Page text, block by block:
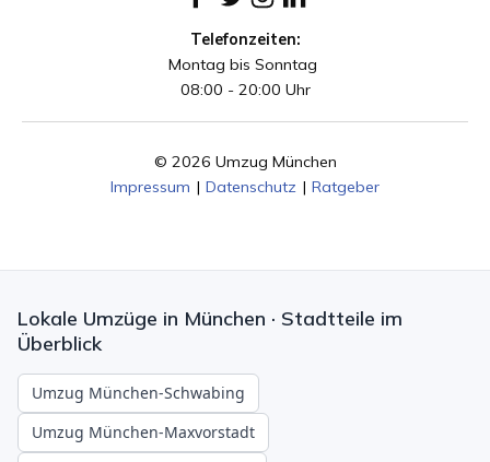
Telefonzeiten:
Montag bis Sonntag
08:00 - 20:00 Uhr
© 2026 Umzug München
Impressum | Datenschutz | Ratgeber
Lokale Umzüge in München · Stadtteile im
Überblick
Umzug München-Schwabing
Umzug München-Maxvorstadt